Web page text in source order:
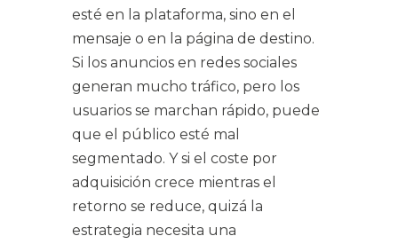
esté en la plataforma, sino en el
mensaje o en la página de destino.
Si los anuncios en redes sociales
generan mucho tráfico, pero los
usuarios se marchan rápido, puede
que el público esté mal
segmentado. Y si el coste por
adquisición crece mientras el
retorno se reduce, quizá la
estrategia necesita una